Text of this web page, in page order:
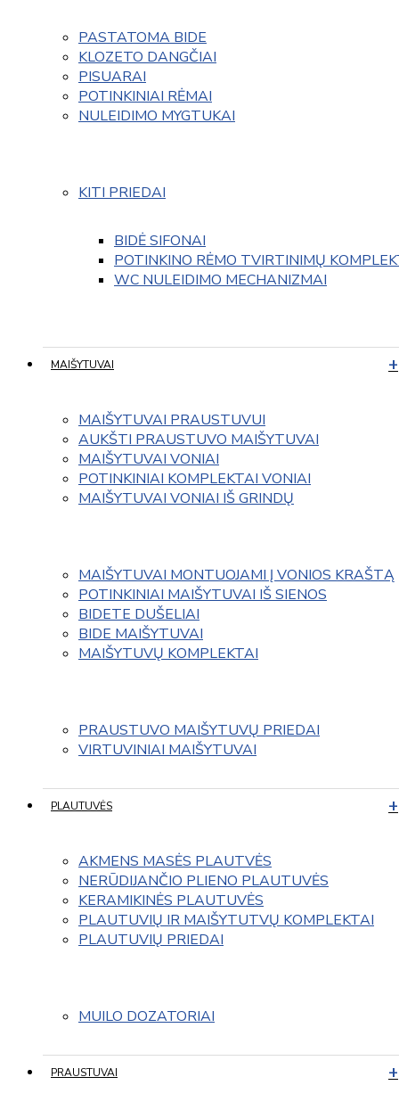
PASTATOMA BIDE
KLOZETO DANGČIAI
PISUARAI
POTINKINIAI RĖMAI
NULEIDIMO MYGTUKAI
KITI PRIEDAI
BIDĖ SIFONAI
POTINKINO RĖMO TVIRTINIMŲ
WC NULEIDIMO MECHANIZMAI
MAIŠYTUVAI
MAIŠYTUVAI PRAUSTUVUI
AUKŠTI PRAUSTUVO MAIŠYTUVAI
MAIŠYTUVAI VONIAI
POTINKINIAI KOMPLEKTAI VONIAI
MAIŠYTUVAI VONIAI IŠ GRINDŲ
MAIŠYTUVAI MONTUOJAMI Į VONIOS KRAŠTĄ
POTINKINIAI MAIŠYTUVAI IŠ SIENOS
BIDETE DUŠELIAI
BIDE MAIŠYTUVAI
MAIŠYTUVŲ KOMPLEKTAI
PRAUSTUVO MAIŠYTUVŲ PRIEDAI
VIRTUVINIAI MAIŠYTUVAI
PLAUTUVĖS
AKMENS MASĖS PLAUTVĖS
NERŪDIJANČIO PLIENO PLAUTUVĖS
KERAMIKINĖS PLAUTUVĖS
PLAUTUVIŲ IR MAIŠYTUTVŲ KOMPLEKTAI
PLAUTUVIŲ PRIEDAI
MUILO DOZATORIAI
PRAUSTUVAI